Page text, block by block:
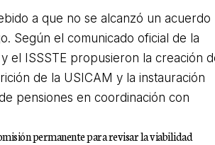
a que no se alcanzó un acuerdo
Según el comunicado oficial de la
el ISSSTE propusieron la creación
de la USICAM y la instauración
pensiones en coordinación con
permanente para revisar la viabilidad